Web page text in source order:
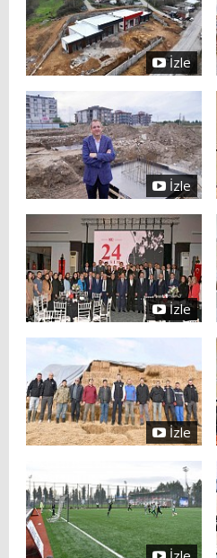
İzle
İzle
İzle
İzle